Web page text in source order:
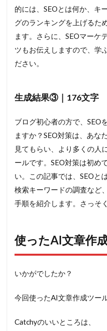
的には、SEOとは何か、キ
グのランキングを上げるた
ます。さらに、SEOマーケ
ツもお伝えしますので、学
ださい。
生成結果③｜176文字
ブログ初心者の方で、SEO
ますか？SEO対策は、あな
見てもらい、より多くの人
ールです。SEO対策は初め
い。この記事では、SEOと
検索キーワードの調査など
手順を紹介します。さっそ
使ったAI文章作
いかがでしたか？
今回使ったAI文章作成ツー
Catchyのいいところは、